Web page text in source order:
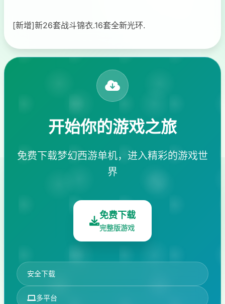
[新增]新26套战斗锦衣.16套全新光环.
开始你的游戏之旅
免费下载梦幻西游单机，进入精彩的游戏世
界
免费下载
完整版游戏
安全下载
多平台